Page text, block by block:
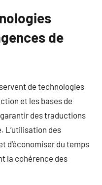
de
de technologies
et les bases de
des traductions
L’utilisation des
d’économiser du temps
la cohérence des